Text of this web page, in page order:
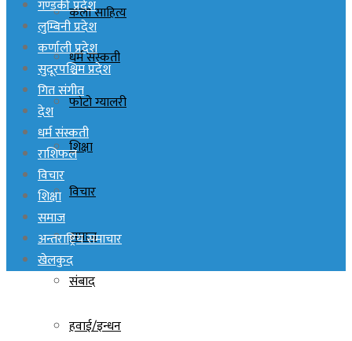
कला साहित्य
धर्म संस्कती
फोटो ग्यालरी
शिक्षा
विचार
समाज
संबाद
हवाई/इन्धन
गण्डकी प्रदेश
लुम्बिनी प्रदेश
कर्णाली प्रदेश
सुदूरपश्चिम प्रदेश
गित संगीत
देश
धर्म संस्कती
राशिफल
विचार
शिक्षा
समाज
अन्तराष्ट्रिय समाचार
खेलकुद